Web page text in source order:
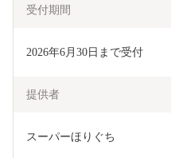
受付期間
2026年6月30日まで受付
提供者
スーパーほりぐち